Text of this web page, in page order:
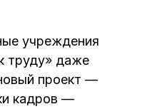
учреждения
труду» даже
проект —
кадров —